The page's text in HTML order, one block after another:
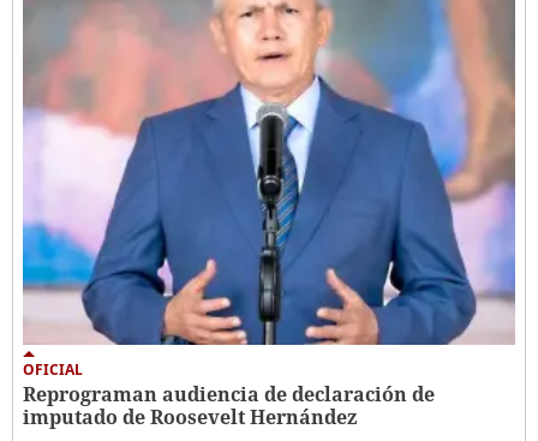
OFICIAL
Reprograman audiencia de declaración de
imputado de Roosevelt Hernández